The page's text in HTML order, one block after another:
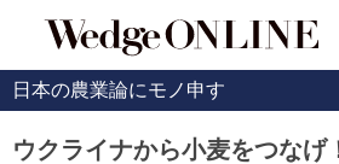
日本の農業論にモノ申す
ウクライナから小麦をつなげ